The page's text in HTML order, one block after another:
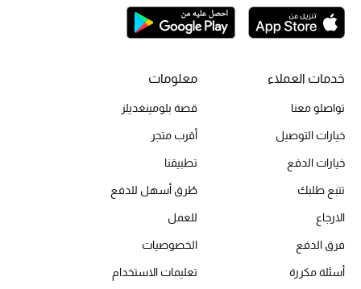
تسوقوا للمنزل
المجوهرات
أبرز المصممين
مجوهرات عصرية للنساء
إكسسوارات للرجال
خدمات العملاء
تواصلو معنا
خيارات التوصيل
خيارات الدفع
تتبع طلبك
الارجاع
فرق الدفع
أسئلة مكررة
معلومات
قصة بلومينغديلز
أقرب متجر
تطبيقنا
طُرق أسهل للدفع
للعمل
الخصوصيات
تعليمات الاستخدام